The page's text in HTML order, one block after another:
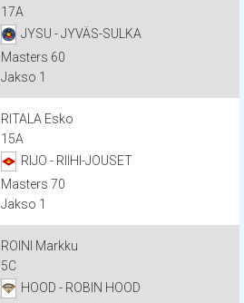
17A
JYSU - JYVÄS-SULKA
Masters 60
Jakso 1
RITALA Esko
15A
RIJO - RIIHI-JOUSET
Masters 70
Jakso 1
ROINI Markku
5C
HOOD - ROBIN HOOD